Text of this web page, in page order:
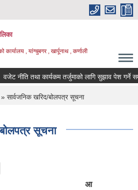
कार्यालय , यांग्चुबगर , खार्पूनाथ , कर्णाली
नीति तथा कार्यकम तर्जुमाको लागि सुझाव पेश गर्ने
सार्वजनिक खरिद/बोलपत्र सूचना
सूचना
आ